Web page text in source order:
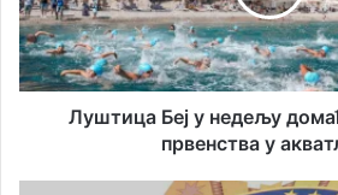
м
а
и
л
ц
а
Б
е
Луштица Беј у нед‌ељу
првенства у